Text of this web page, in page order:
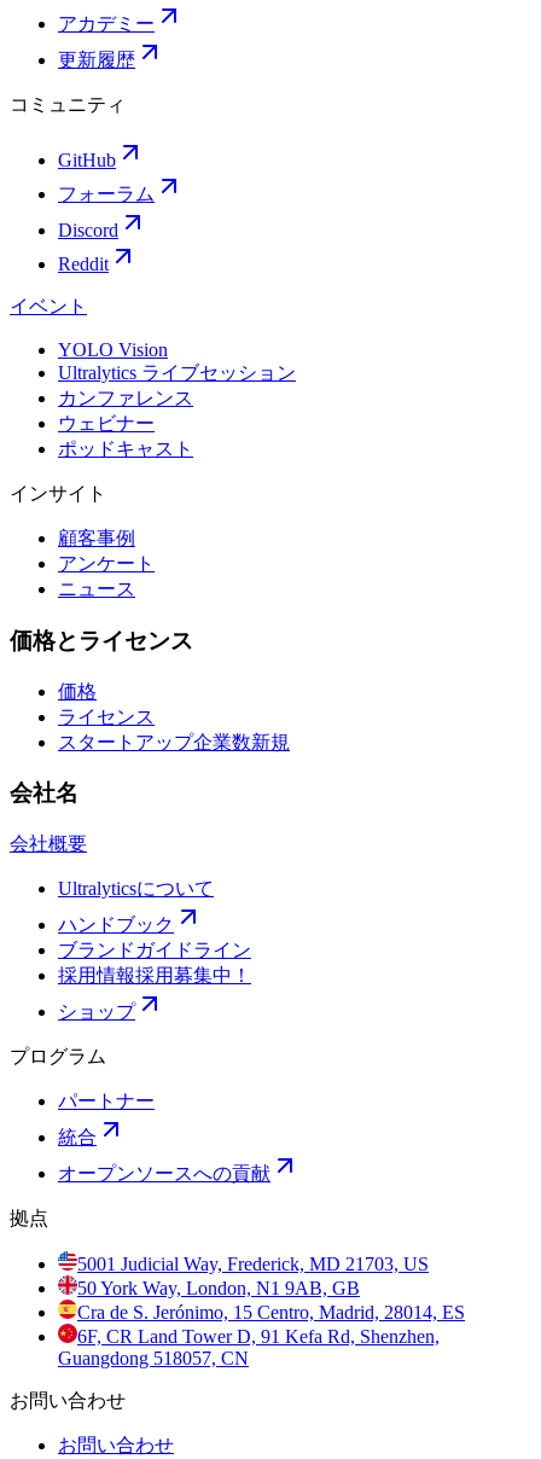
アカデミー
更新履歴
コミュニティ
GitHub
フォーラム
Discord
Reddit
イベント
YOLO Vision
Ultralytics ライブセッション
カンファレンス
ウェビナー
ポッドキャスト
インサイト
顧客事例
アンケート
ニュース
価格とライセンス
価格
ライセンス
スタートアップ企業数新規
会社名
会社概要
Ultralyticsについて
ハンドブック
ブランドガイドライン
採用情報採用募集中！
ショップ
プログラム
パートナー
統合
オープンソースへの貢献
拠点
5001 Judicial Way, Frederick, MD 21703, US
50 York Way, London, N1 9AB, GB
Cra de S. Jerónimo, 15 Centro, Madrid, 28014, ES
6F, CR Land Tower D, 91 Kefa Rd, Shenzhen,
Guangdong 518057, CN
お問い合わせ
お問い合わせ